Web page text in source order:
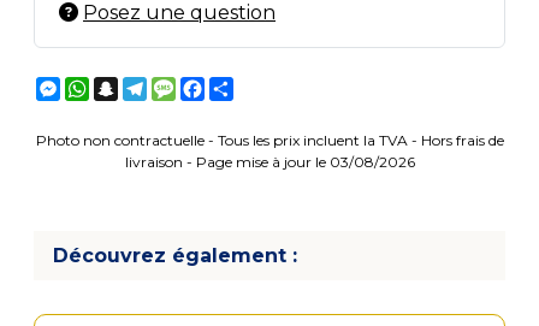
Posez une question
Messenger
WhatsApp
Snapchat
Telegram
MessageFacebook
Photo non contractuelle - Tous les prix incluent la TVA - Hors frais de
livraison - Page mise à jour le 03/08/2026
Découvrez également :